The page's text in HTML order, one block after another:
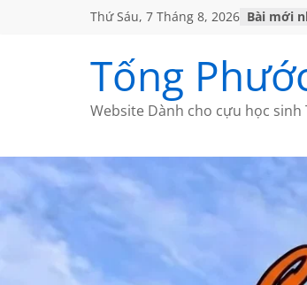
Thứ Sáu, 7 Tháng 8, 2026 Bài mới
Tống
Website Dành cho cựu học